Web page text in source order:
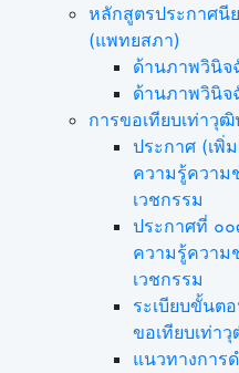
หลักสูตรประกาศนี
(แพทยสภา)
ด้านภาพวินิจ
ด้านภาพวินิจ
การขอเทียบเท่า​วุ
ประกาศ (เพิ่
ความรู้ความ
เวชกรรม
ประกาศที่ ๐
ความรู้ความ
เวชกรรม
ระเบียบขั้นต
ขอเทียบเท่า
แนวทางการ